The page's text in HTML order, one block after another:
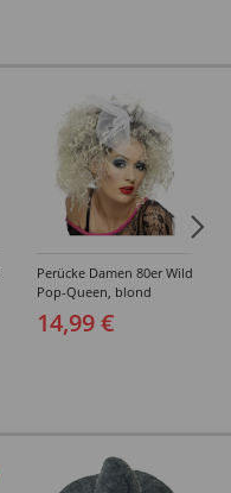
Perücke Damen 80er Wild
Pop-Queen, blond
14,99 €